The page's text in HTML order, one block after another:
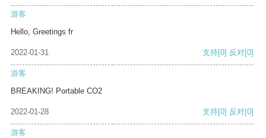
游客
Hello, Greetings fr
2022-01-31 支持[0] 反对[0]
游客
BREAKING! Portable CO2
2022-01-28 支持[0] 反对[0]
游客